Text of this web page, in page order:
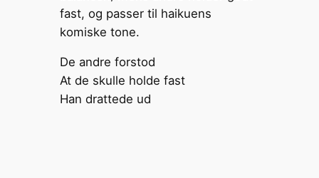
De andre forstod
At de skulle holde fast
Han drattede ud